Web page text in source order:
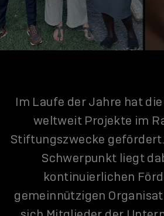
Im Laufe der Jahre hat
weltweit Projekte im
Stiftungszwecke
Schwerpunkt liegt
kontinuierlichen
gemeinnützigen